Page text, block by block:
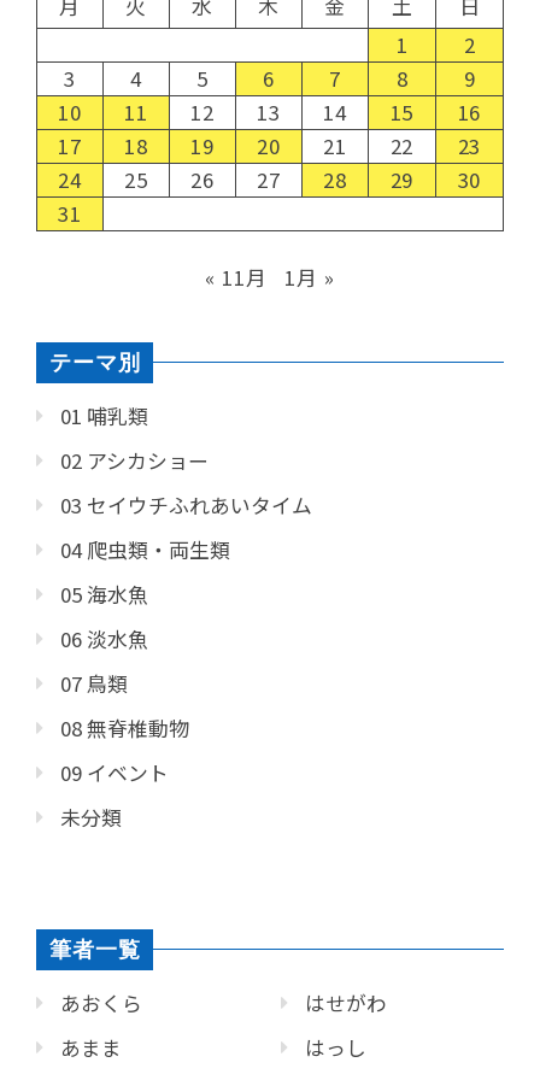
月 火 水 木 金 土
日
1
2
3
4 5 6 7 8
9
10
11 12 13 14 15
16
17
18 19 20 21 22
23
24
25 26 27 28 29
30
31
« 11月 1月 »
テーマ別
01 哺乳類
02 アシカショー
03 セイウチふれあいタイム
04 爬虫類・両生類
05 海水魚
06 淡水魚
07 鳥類
08 無脊椎動物
09 イベント
未分類
筆者一覧
あおくら
あまま
はせがわ
はっし